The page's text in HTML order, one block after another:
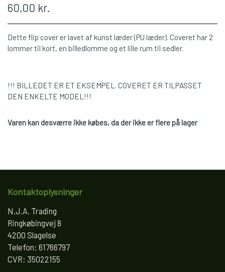
60,00 kr.
Dette flip cover er lavet af kunst læder (PU læder). Coveret har 2
lommer til kort, en billedlomme og et lille rum til sedler.
!!! BILLEDET ER ET EKSEMPEL. COVERET ER TILPASSET
DEN ENKELTE MODEL!!!
Varen kan desværre ikke købes, da der ikke er flere på lager
Kontaktoplysninger
N.J.A. Trading
Ringkøbingvej 8
4200 Slagelse
Telefon: 61766797
CVR: 35022155